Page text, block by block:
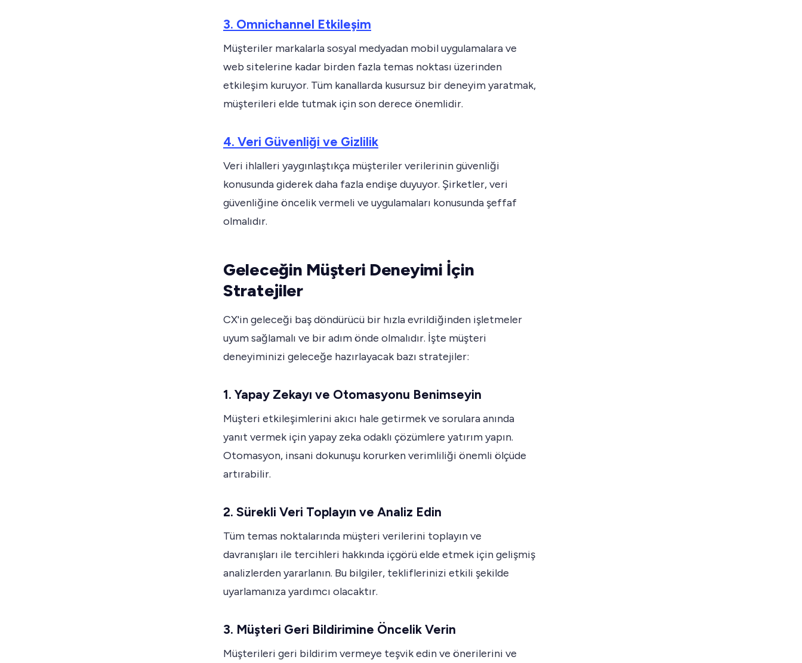
3. Omnichannel Etkileşim
Müşteriler markalarla sosyal medyadan mobil uygulamalara ve
web sitelerine kadar birden fazla temas noktası üzerinden
etkileşim kuruyor. Tüm kanallarda kusursuz bir deneyim yaratmak,
müşterileri elde tutmak için son derece önemlidir.
4. Veri Güvenliği ve Gizlilik
Veri ihlalleri yaygınlaştıkça müşteriler verilerinin güvenliği
konusunda giderek daha fazla endişe duyuyor. Şirketler, veri
güvenliğine öncelik vermeli ve uygulamaları konusunda şeffaf
olmalıdır.
Geleceğin Müşteri Deneyimi İçin
Stratejiler
CX'in geleceği baş döndürücü bir hızla evrildiğinden işletmeler
uyum sağlamalı ve bir adım önde olmalıdır. İşte müşteri
deneyiminizi geleceğe hazırlayacak bazı stratejiler:
1. Yapay Zekayı ve Otomasyonu Benimseyin
Müşteri etkileşimlerini akıcı hale getirmek ve sorulara anında
yanıt vermek için yapay zeka odaklı çözümlere yatırım yapın.
Otomasyon, insani dokunuşu korurken verimliliği önemli ölçüde
artırabilir.
2. Sürekli Veri Toplayın ve Analiz Edin
Tüm temas noktalarında müşteri verilerini toplayın ve
davranışları ile tercihleri hakkında içgörü elde etmek için gelişmiş
analizlerden yararlanın. Bu bilgiler, tekliflerinizi etkili şekilde
uyarlamanıza yardımcı olacaktır.
3. Müşteri Geri Bildirimine Öncelik Verin
Müşterileri geri bildirim vermeye teşvik edin ve önerilerini ve